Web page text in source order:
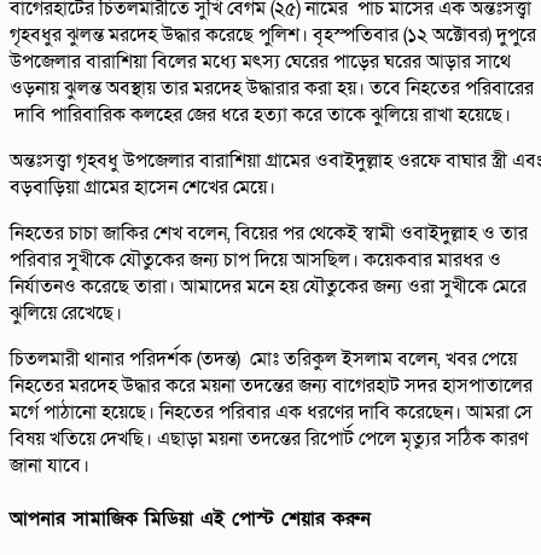
বাগেরহাটের চিতলমারীতে সুখি বেগম (২৫) নামের পাঁচ মাসের এক অন্তঃসত্ত্বা
গৃহবধুর ঝুলন্ত মরদেহ উদ্ধার করেছে পুলিশ। বৃহস্পতিবার (১২ অক্টোবর) দুপুরে
উপজেলার বারাশিয়া বিলের মধ্যে মৎস্য ঘেরের পাড়ের ঘরের আড়ার সাথে
ওড়নায় ঝুলন্ত অবস্থায় তার মরদেহ উদ্ধারার করা হয়। তবে নিহতের পরিবারের
দাবি পারিবারিক কলহের জের ধরে হত্যা করে তাকে ঝুলিয়ে রাখা হয়েছে।
অন্তঃসত্ত্বা গৃহবধু উপজেলার বারাশিয়া গ্রামের ওবাইদুল্লাহ ওরফে বাঘার স্ত্রী
বড়বাড়িয়া গ্রামের হাসেন শেখের মেয়ে।
নিহতের চাচা জাকির শেখ বলেন, বিয়ের পর থেকেই স্বামী ওবাইদুল্লাহ ও তার
পরিবার সুখীকে যৌতুকের জন্য চাপ দিয়ে আসছিল। কয়েকবার মারধর ও
নির্যাতনও করেছে তারা। আমাদের মনে হয় যৌতুকের জন্য ওরা সুখীকে মেরে
ঝুলিয়ে রেখেছে।
চিতলমারী থানার পরিদর্শক (তদন্ত) মোঃ তরিকুল ইসলাম বলেন, খবর পেয়ে
নিহতের মরদেহ উদ্ধার করে ময়না তদন্তের জন্য বাগেরহাট সদর হাসপাতালের
মর্গে পাঠানো হয়েছে। নিহতের পরিবার এক ধরণের দাবি করেছেন। আমরা সে
বিষয় খতিয়ে দেখছি। এছাড়া ময়না তদন্তের রিপোর্ট পেলে মৃত্যুর সঠিক কারণ
জানা যাবে।
আপনার সামাজিক মিডিয়া এই পোস্ট শেয়ার করুন